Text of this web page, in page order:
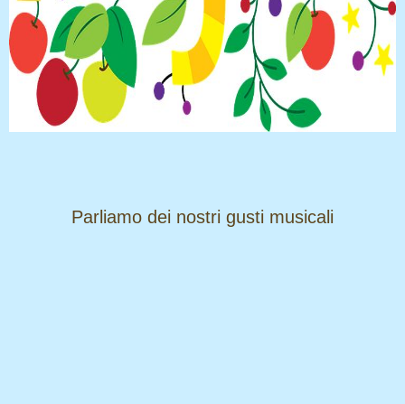
​​​​​​​Parliamo dei nostri gusti musicali